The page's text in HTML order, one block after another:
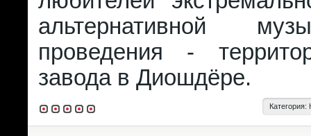
альтернативной
проведения -
завода в Диошдёре.
Категория: